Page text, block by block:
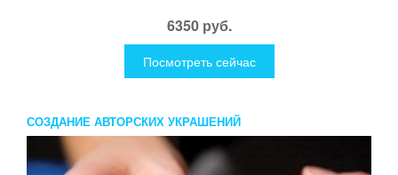
6350 руб.
Посмотреть сейчас
СОЗДАНИЕ АВТОРСКИХ УКРАШЕНИЙ